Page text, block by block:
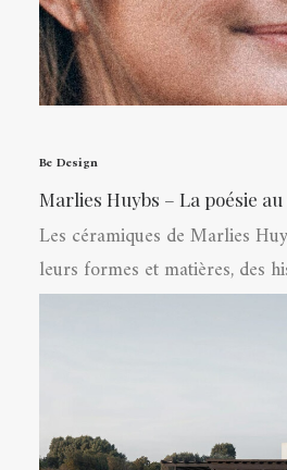
Be Design
Marlies Huybs – La poésie
Les céramiques de Marlies
leurs formes et matières, des